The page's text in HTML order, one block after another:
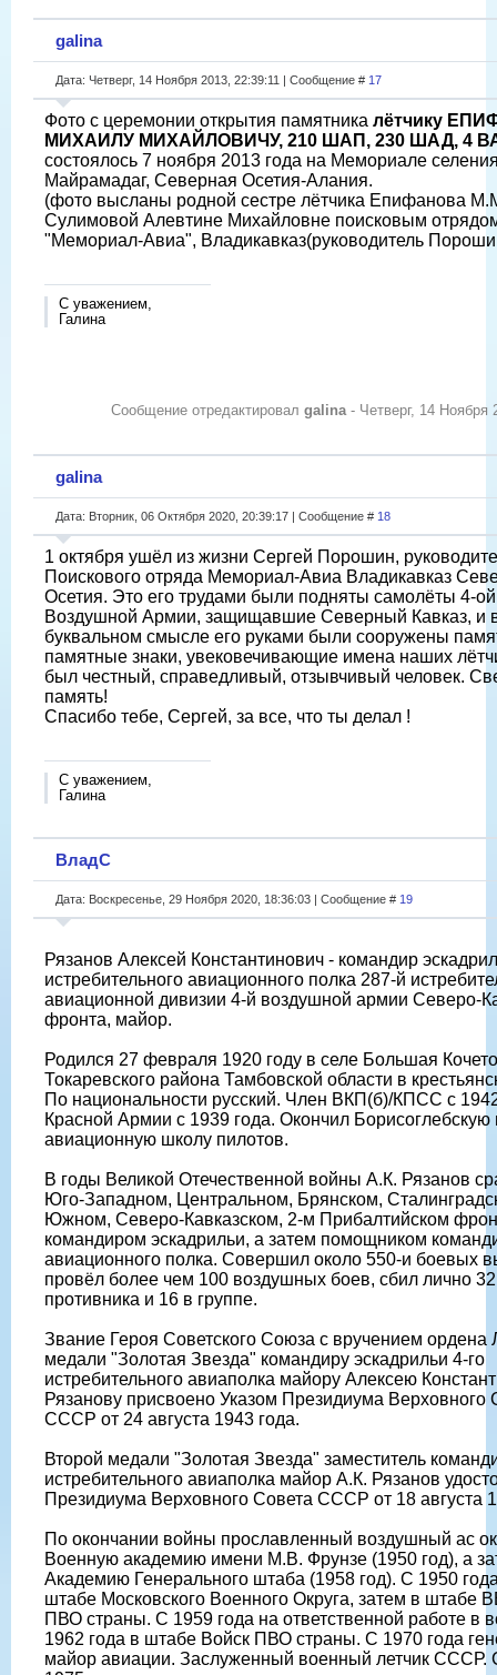
galina
Дата: Четверг, 14 Ноября 2013, 22:39:11 | Сообщение # 17
Фото с церемонии открытия памятника лётчику
МИХАИЛУ МИХАЙЛОВИЧУ, 210 ШАП, 230 ШАД, 4
состоялось 7 ноября 2013 года на Мемориале
Майрамадаг, Северная Осетия-Алания.
(фото высланы родной сестре лётчика Епифанова
Сулимовой Алевтине Михайловне поисковым
"Мемориал-Авиа", Владикавказ(руководитель
С уважением,
Галина
Сообщение отредактировал galina - Четверг, 14 Ноября
galina
Дата: Вторник, 06 Октября 2020, 20:39:17 | Сообщение # 18
1 октября ушёл из жизни Сергей Порошин,
Поискового отряда Мемориал-Авиа Владикавказ
Осетия. Это его трудами были подняты самолёты 4-ой
Воздушной Армии, защищавшие Северный Кавказ, и
буквальном смысле его руками были сооружены
памятные знаки, увековечивающие имена наших
был честный, справедливый, отзывчивый человек.
память!
Спасибо тебе, Сергей, за все, что ты делал !
С уважением,
Галина
ВладС
Дата: Воскресенье, 29 Ноября 2020, 18:36:03 | Сообщение # 19
Рязанов Алексей Константинович - командир
истребительного авиационного полка 287-й
авиационной дивизии 4-й воздушной армии Северо-
фронта, майор.
Родился 27 февраля 1920 году в селе Большая
Токаревского района Тамбовской области в
По национальности русский. Член ВКП(б)/КПСС с
Красной Армии с 1939 года. Окончил
авиационную школу пилотов.
В годы Великой Отечественной войны А.К. Рязанов
Юго-Западном, Центральном, Брянском,
Южном, Северо-Кавказском, 2-м Прибалтийском
командиром эскадрильи, а затем помощником
авиационного полка. Совершил около 550-и боевых
провёл более чем 100 воздушных боев, сбил лично
противника и 16 в группе.
Звание Героя Советского Союза с вручением ордена
медали "Золотая Звезда" командиру эскадрильи 4-го
истребительного авиаполка майору Алексею
Рязанову присвоено Указом Президиума Верховного
СССР от 24 августа 1943 года.
Второй медали "Золотая Звезда" заместитель
истребительного авиаполка майор А.К. Рязанов
Президиума Верховного Совета СССР от 18 августа
По окончании войны прославленный воздушный ас
Военную академию имени М.В. Фрунзе (1950 год), а
Академию Генерального штаба (1958 год). С 1950
штабе Московского Военного Округа, затем в штабе
ПВО страны. С 1959 года на ответственной работе в
1962 года в штабе Войск ПВО страны. С 1970 года
майор авиации. Заслуженный военный летчик СССР.